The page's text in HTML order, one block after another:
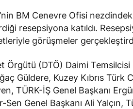
BM Cenevre Ofisi
resepsiyona katıldı.
görüşmeler
Örgütü (DTÖ) Daimi Temsilcisi
Güldere, Kuzey Kıbrıs Türk
TÜRK-İŞ Genel Başkanı
Genel Başkanı Ali Yalçın,